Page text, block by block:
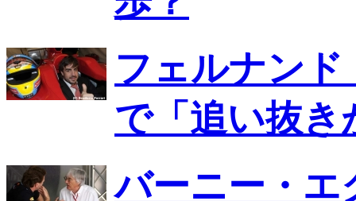
フェルナン
で「追い抜き
バーニー・エ